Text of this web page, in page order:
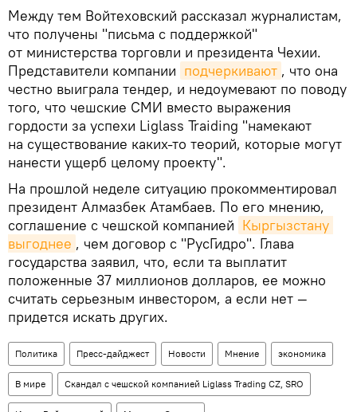
Между тем Войтеховский рассказал журналистам,
что получены "письма с поддержкой"
от министерства торговли и президента Чехии.
Представители компании подчеркивают , что она
честно выиграла тендер, и недоумевают по поводу
того, что чешские СМИ вместо выражения
гордости за успехи Liglass Traiding "намекают
на существование каких-то теорий, которые могут
нанести ущерб целому проекту".
На прошлой неделе ситуацию прокомментировал
президент Алмазбек Атамбаев. По его мнению,
соглашение с чешской компанией Кыргызстану
выгоднее , чем договор с "РусГидро". Глава
государства заявил, что, если та выплатит
положенные 37 миллионов долларов, ее можно
считать серьезным инвестором, а если нет —
придется искать других.
Политика Пресс-дайджест Новости Мнение экономика
В мире Скандал с чешской компанией Liglass Trading CZ, SRO